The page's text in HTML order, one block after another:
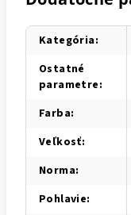
Kategória:
Ostatné
parametre:
Farba:
Veľkosť:
Norma:
Pohlavie: